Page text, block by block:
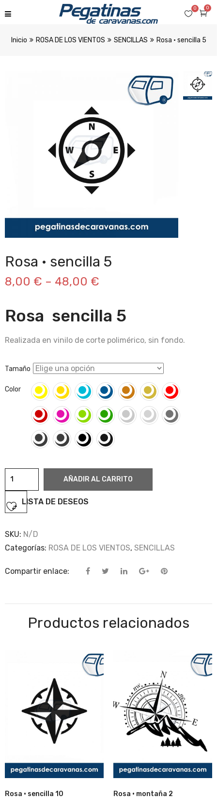
0
0
Inicio ROSA DE LOS VIENTOS SENCILLAS Rosa · sencilla 5
Rosa · sencilla 5
8,00 € – 48,00 €
Rosa sencilla 5
Realizada en vinilo de corte polimérico, sin fondo.
Tamaño
Color
Rosa
sencilla
5
cantidad
AÑADIR AL CARRITO
LISTA DE DESEOS
SKU: N/D
Categorías: ROSA DE LOS VIENTOS, SENCILLAS
Compartir enlace:
Productos relacionados
Rosa · sencilla 10
Rosa · montaña 2